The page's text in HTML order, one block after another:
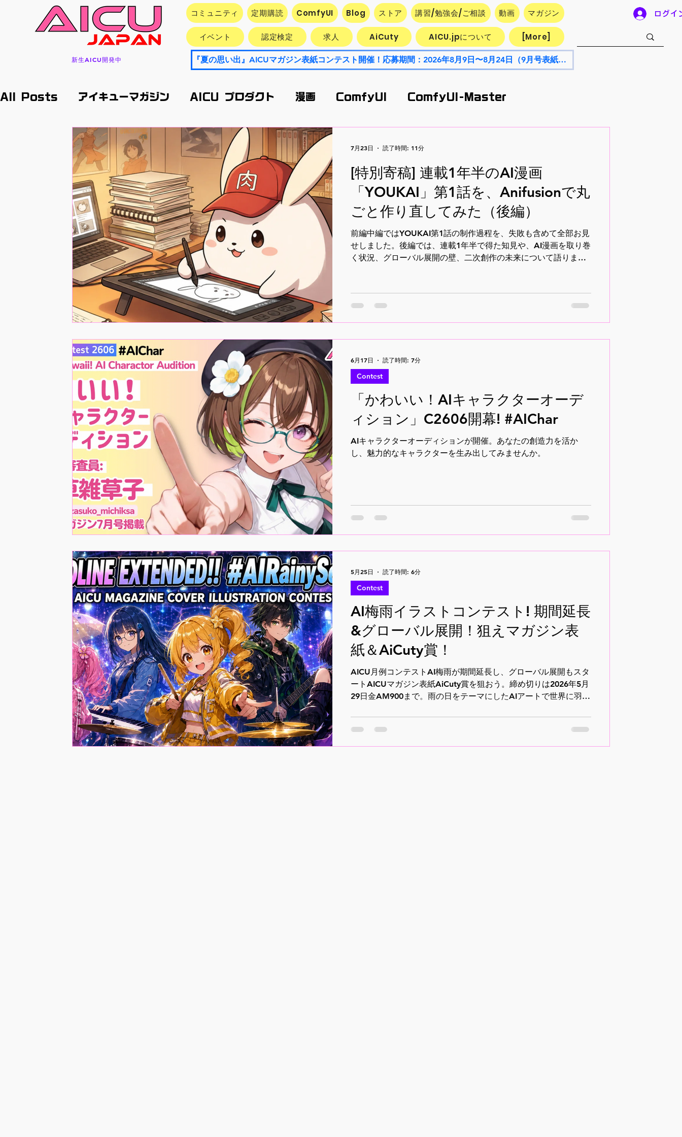
新生AICU開発中
コミュニティ 定期購読 ComfyUI Blog ストア 講習/勉強会/ご相談 動画 マガジン
イベント 認定検定 求人 AiCuty AICU.jpについて [More]
『夏の思い出』AICUマガジン表紙コンテスト開催！応募期間：2026年8月9日〜8月24日（9月号表紙候補）
ログイ
All Posts アイキューマガジン AICU プロダクト 漫画 ComfyUI ComfyUI-Master
イベント情報 アプリ/サービス Research Contest
エクスポート メイキング 月刊好アクセス StableDiffusion AI活用企業最前線
[特別寄稿] 連載1年半のAI漫画
「YOUKAI」第1話を、Anifusionで丸
ごと作り直してみた（後編）
前編中編ではYOUKAI第1話の制作過程を、失敗も含めて全部お見
せしました。後編では、連載1年半で得た知見や、AI漫画を取り巻
く状況、グローバル展開の壁、二次創作の未来について語りま
7月23日 読了時間: 11分
「かわいい！AIキャラクターオーデ
ィション」C2606開幕! #AIChar
AIキャラクターオーディションが開催。あなたの創造力を活か
し、魅力的なキャラクターを生み出してみませんか。
Contest
6月17日 読了時間: 7分
AI梅雨イラストコンテスト! 期間延長
&グローバル展開！狙えマガジン表
紙＆AiCuty賞！
AICU月例コンテストAI梅雨が期間延長し、グローバル展開もスタ
ートAICUマガジン表紙AiCuty賞を狙おう。締め切りは2026年5月
29日金AM900まで。雨の日をテーマにしたAIアートで世界に羽ば
Contest
5月25日 読了時間: 6分